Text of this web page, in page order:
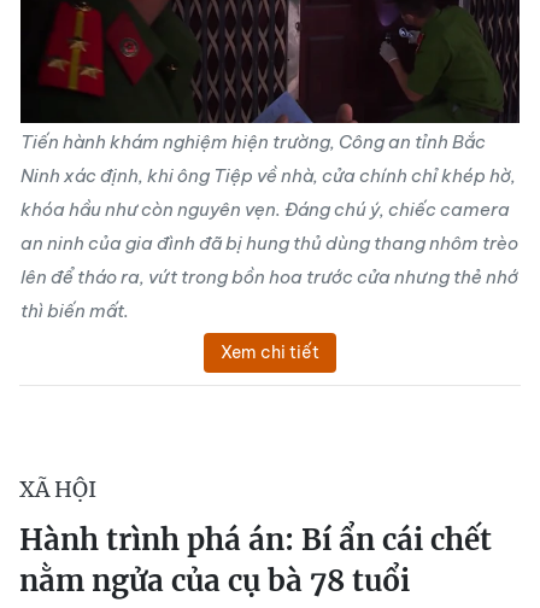
Tiến hành khám nghiệm hiện trường, Công an tỉnh Bắc
Ninh xác định, khi ông Tiệp về nhà, cửa chính chỉ khép hờ,
khóa hầu như còn nguyên vẹn. Đáng chú ý, chiếc camera
an ninh của gia đình đã bị hung thủ dùng thang nhôm trèo
lên để tháo ra, vứt trong bồn hoa trước cửa nhưng thẻ nhớ
thì biến mất.
Xem chi tiết
XÃ HỘI
Hành trình phá án: Bí ẩn cái chết
nằm ngửa của cụ bà 78 tuổi